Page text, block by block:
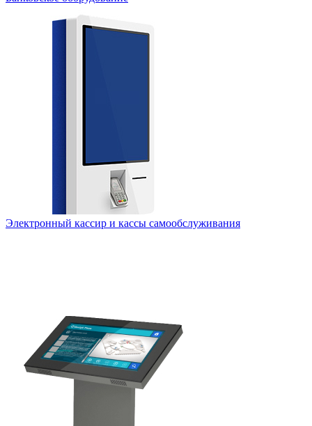
Электронный кассир и кассы самообслуживания